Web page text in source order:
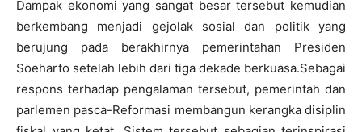
Dampak ekonomi yang sangat besar tersebut kemudian
berkembang menjadi gejolak sosial dan politik yang
berujung pada berakhirnya pemerintahan Presiden
Soeharto setelah lebih dari tiga dekade berkuasa.Sebagai
respons terhadap pengalaman tersebut, pemerintah dan
parlemen pasca-Reformasi membangun kerangka disiplin